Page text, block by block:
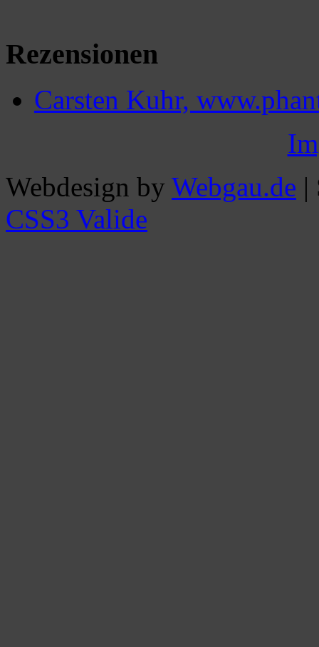
Rezensionen
Carsten Kuhr,
Webdesign by Webgau.de |
CSS3 Valide